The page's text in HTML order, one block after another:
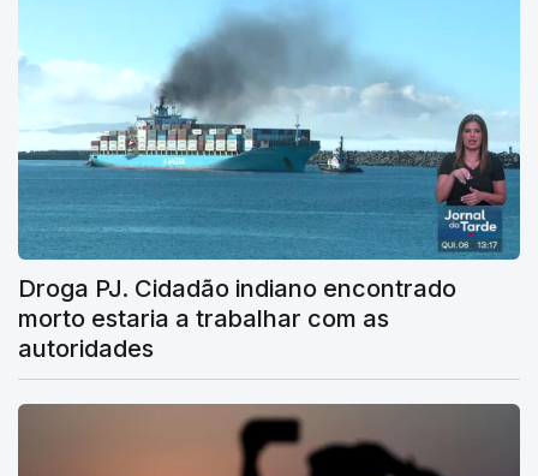
Droga PJ. Cidadão indiano encontrado
morto estaria a trabalhar com as
autoridades